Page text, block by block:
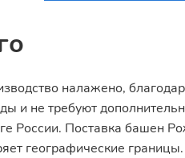
налажено,
и не требуют
России. Поставка башен
географические